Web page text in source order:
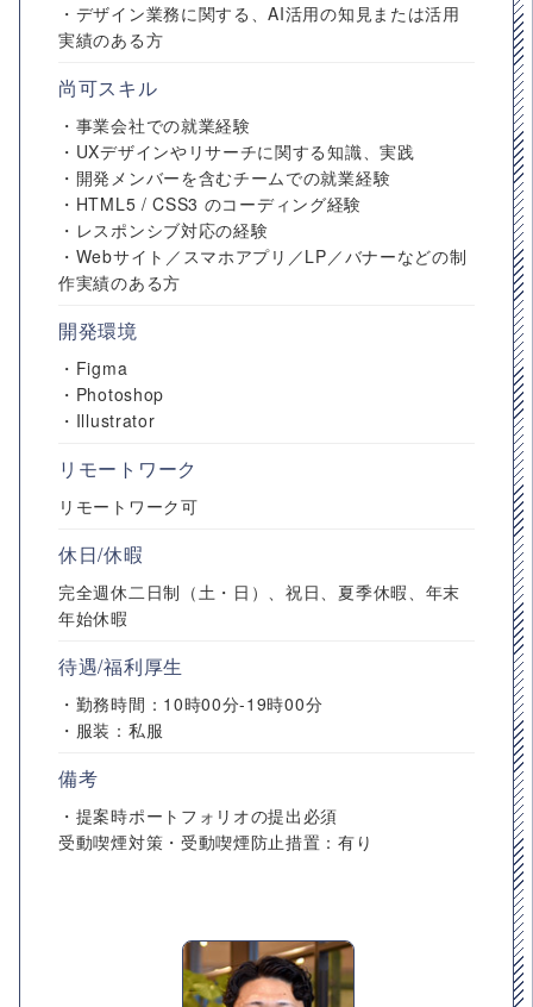
・デザイン業務に関する、AI活用の知見または活用
実績のある方
尚可スキル
・事業会社での就業経験
・UXデザインやリサーチに関する知識、実践
・開発メンバーを含むチームでの就業経験
・HTML5 / CSS3 のコーディング経験
・レスポンシブ対応の経験
・Webサイト／スマホアプリ／LP／バナーなどの制
作実績のある方
開発環境
・Figma
・Photoshop
・Illustrator
リモートワーク
リモートワーク可
休日/休暇
完全週休二日制（土・日）、祝日、夏季休暇、年末
年始休暇
待遇/福利厚生
・勤務時間：10時00分-19時00分
・服装：私服
備考
・提案時ポートフォリオの提出必須
受動喫煙対策・受動喫煙防止措置：有り